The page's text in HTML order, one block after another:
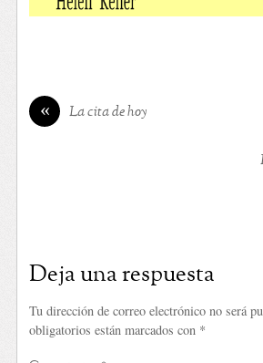
« La cita de hoy
Deja una respuesta
Tu dirección de correo electrónico no será
obligatorios están marcados con *